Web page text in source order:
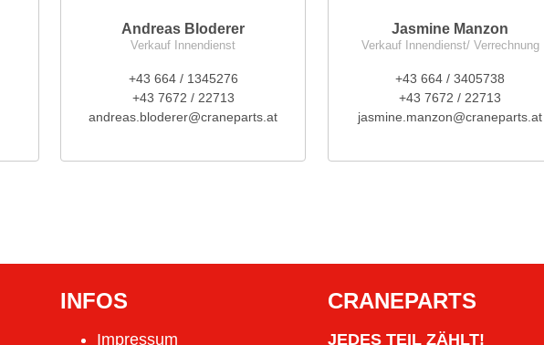
Andreas Bloderer
Verkauf Innendienst
+43 664 / 1345276
+43 7672 / 22713
andreas.bloderer@craneparts.at
Jasmine Manzon
Verkauf Innendienst/ Verrechnung
+43 664 / 3405738
+43 7672 / 22713
jasmine.manzon@craneparts.at
INFOS
Impressum
CRANEPARTS
JEDES TEIL ZÄHLT!